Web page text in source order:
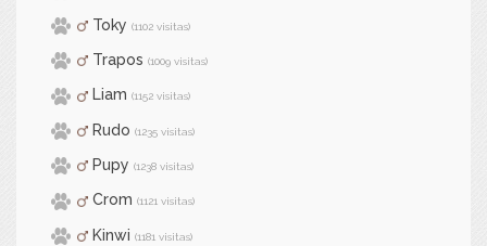
Toky (1102 visitas)
Trapos (1009 visitas)
Liam (1152 visitas)
Rudo (1235 visitas)
Pupy (1238 visitas)
Crom (1121 visitas)
Kinwi (1181 visitas)